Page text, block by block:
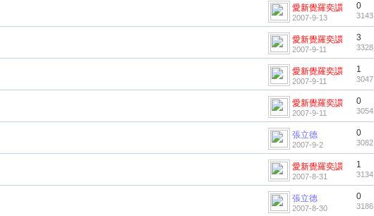
愛新覺羅奕譞
2007-9-13
0
3143
愛新覺羅奕譞
2007-9-11
3
3328
愛新覺羅奕譞
2007-9-11
1
3047
愛新覺羅奕譞
2007-9-11
0
3054
張立德
2007-9-2
0
3082
愛新覺羅奕譞
2007-8-31
1
3134
張立德
2007-8-30
0
3186